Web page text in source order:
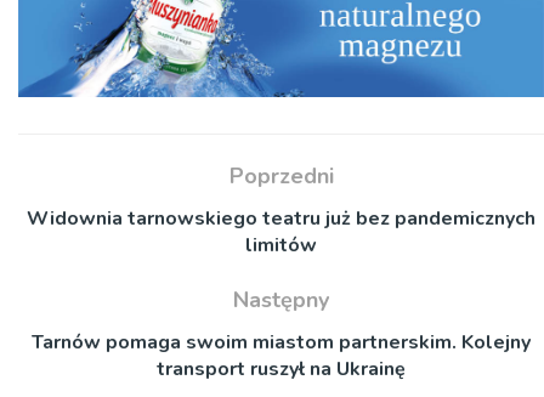
Poprzedni
Widownia tarnowskiego teatru już bez pandemicznych
limitów
Następny
Tarnów pomaga swoim miastom partnerskim. Kolejny
transport ruszył na Ukrainę